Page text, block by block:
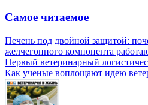
Самое читаемое
Печень под двойной защитой:
желчегонного компонента
Первый ветеринарный
Как ученые воплощают идею